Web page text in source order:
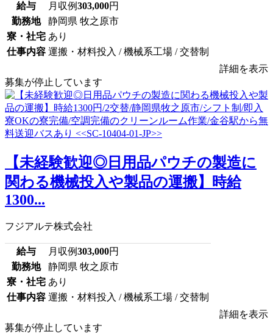
給与 月収例303,000円
勤務地
静岡県 牧之原市
寮・社宅 あり
仕事内容 運搬・材料投入 / 機械系工場 / 交替制
詳細を表示
募集が停止しています
【未経験歓迎◎日用品パウチの製造に
関わる機械投入や製品の運搬】時給
1300...
フジアルテ株式会社
給与 月収例303,000円
勤務地
静岡県 牧之原市
寮・社宅 あり
仕事内容 運搬・材料投入 / 機械系工場 / 交替制
詳細を表示
募集が停止しています